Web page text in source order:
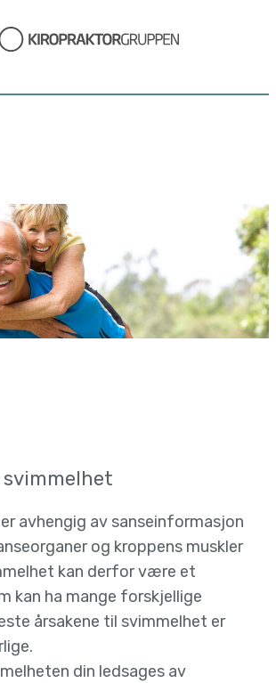
avhengig av sanseinformasjon
og kroppens muskler
kan derfor være et
kan ha mange forskjellige
årsakene til svimmelhet er
din ledsages av